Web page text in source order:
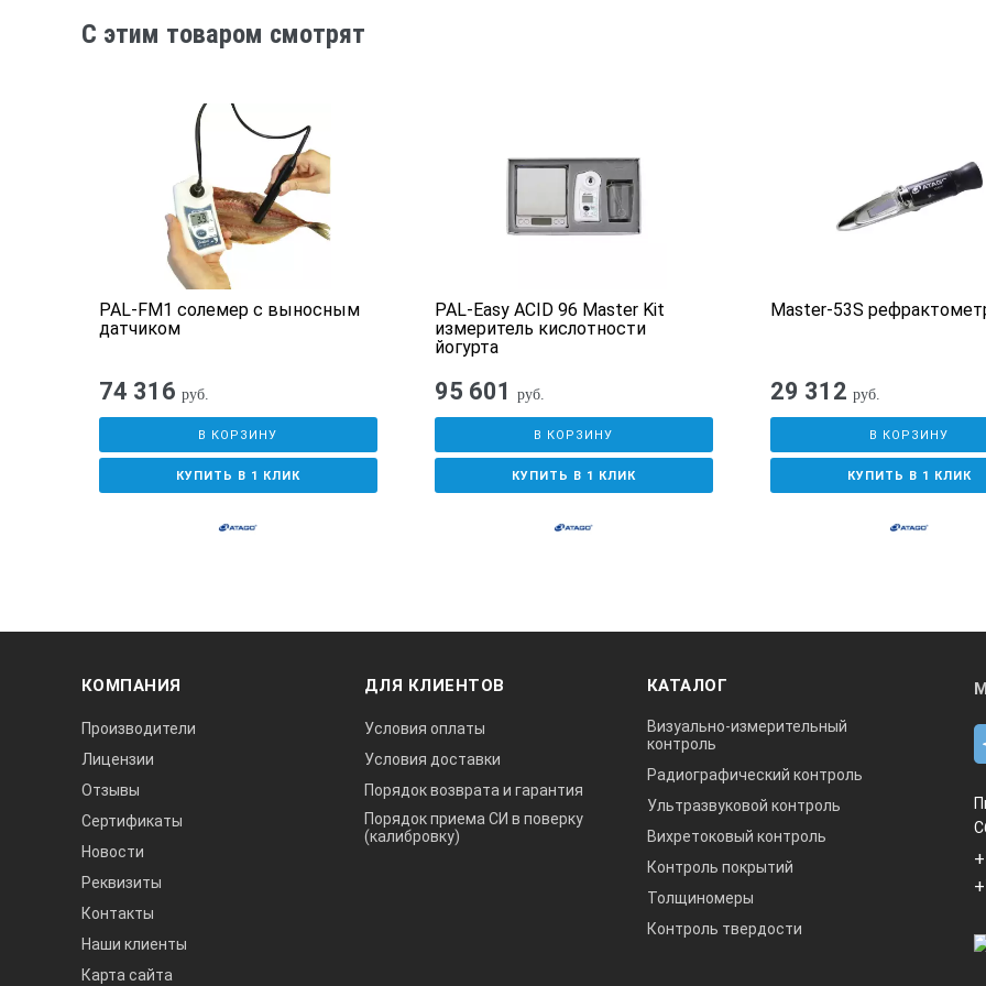
C этим товаром смотрят
PAL-FM1 солемер с выносным
датчиком
74 316 руб.
В КОРЗИНУ
КУПИТЬ В 1 КЛИК
PAL-Easy ACID 96 Master Kit
измеритель кислотности
йогурта
95 601 руб.
В КОРЗИНУ
КУПИТЬ В 1 КЛИК
Master-53S
29 312 руб.
В КОРЗИНУ
КУПИТЬ В 1 КЛИК
КОМПАНИЯ
Производители
Лицензии
Отзывы
Сертификаты
Новости
Реквизиты
Контакты
Наши клиенты
Карта сайта
ДЛЯ КЛИЕНТОВ
Условия оплаты
Условия доставки
Порядок возврата и гарантия
Порядок приема СИ в поверку
(калибровку)
КАТАЛОГ
Визуально-измерительный
контроль
Радиографический контроль
Ультразвуковой контроль
Вихретоковый контроль
Контроль покрытий
Толщиномеры
Контроль твердости